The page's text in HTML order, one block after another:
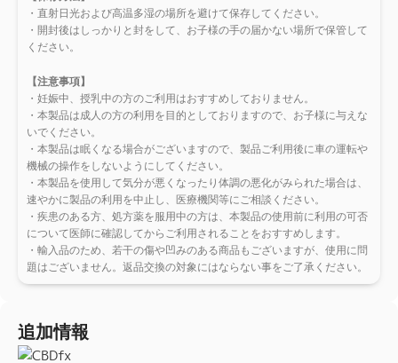
・直射日光および高温多湿の場所を避けて保存してください。
・開封後はしっかりと封をして、お子様の手の届かない場所で保管して
ください。
【注意事項】
・妊娠中、授乳中の方のご利用はおすすめしておりません。
・本製品は成人の方の利用を目的としておりますので、お子様に与えな
いでください。
・本製品は眠くなる場合がございますので、製品ご利用後に車の運転や
機械の操作をしないようにしてください。
・本製品を使用して気分が悪くなったり体調の悪化がみられた場合は、
速やかに製品の利用を中止し、医療機関等にご相談ください。
・疾患のある方、処方薬を服用中の方は、本製品の使用前に利用の可否
について医師に確認してからご利用されることをおすすめします。
・輸入品のため、若干の傷や凹みのある商品もございますが、使用に問
題はございません。返品交換の対象にはならない事をご了承ください。
追加情報